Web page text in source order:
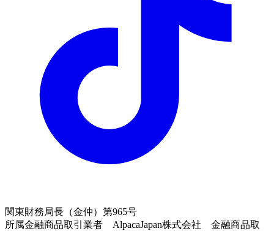
関東財務局長（金仲）第965号
所属金融商品取引業者 AlpacaJapan株式会社 金融商品取